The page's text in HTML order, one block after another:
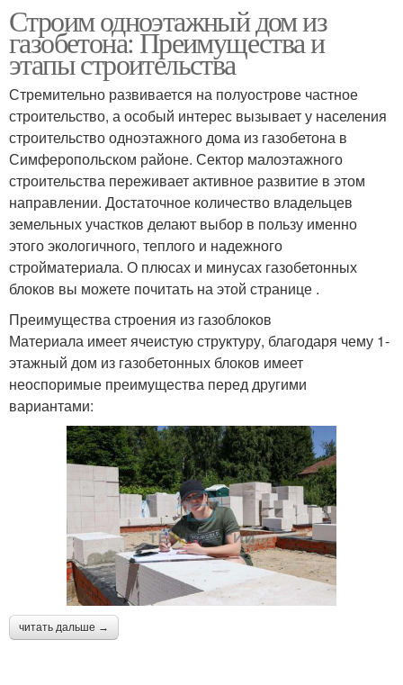
Строим одноэтажный дом из
газобетона: Преимущества и
этапы строительства
Стремительно развивается на полуострове частное
строительство, а особый интерес вызывает у населения
строительство одноэтажного дома из газобетона в
Симферопольском районе. Сектор малоэтажного
строительства переживает активное развитие в этом
направлении. Достаточное количество владельцев
земельных участков делают выбор в пользу именно
этого экологичного, теплого и надежного
стройматериала. О плюсах и минусах газобетонных
блоков вы можете почитать на этой странице .
Преимущества строения из газоблоков
Материала имеет ячеистую структуру, благодаря чему 1-
этажный дом из газобетонных блоков имеет
неоспоримые преимущества перед другими
вариантами:
читать дальше →